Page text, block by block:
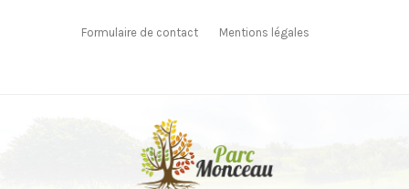
Formulaire de contact Mentions légales